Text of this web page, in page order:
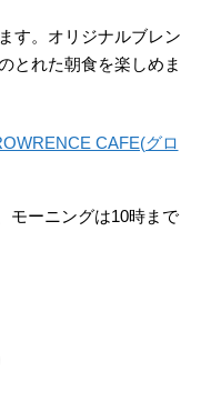
す。オリジナルブレン
とれた朝食を楽しめま
CAFE(グロ
モーニングは10時まで